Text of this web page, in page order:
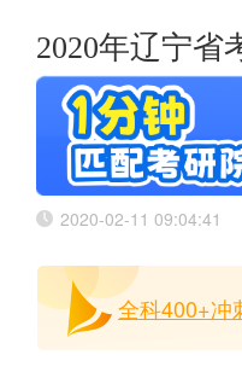
2020年辽宁省
2020-02-11 09:04:41
全科400+冲